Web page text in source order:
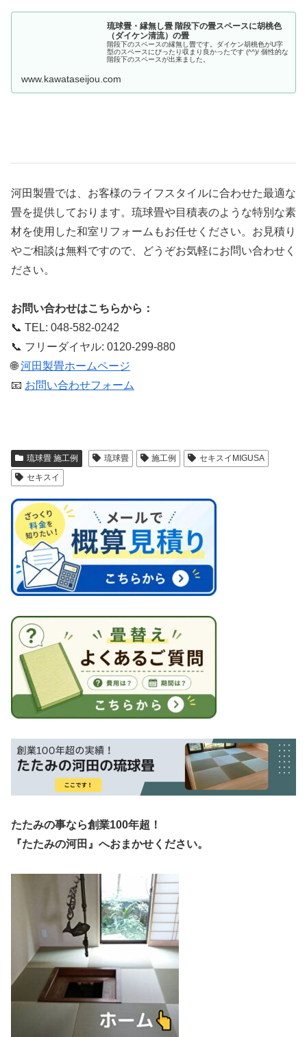
琉球畳・縁無し畳 階段下の畳スペースに胡桃色
（ダイケン清流）の畳
階段下のスペースの縁無し畳です。ダイケン胡桃色がU字
型のスペースにぴったり収まり良かったです (^^)/ 個性的な
階段下のスペースが出来ました。
www.kawataseijou.com
河田製畳では、お客様のライフスタイルに合わせた最適な
畳を提供しております。琉球畳や目積表のような特別な素
材を使用した和室リフォームもお任せください。お見積り
やご相談は無料ですので、どうぞお気軽にお問い合わせく
ださい。
お問い合わせはこちらから：
📞 TEL: 048-582-0242
📞 フリーダイヤル: 0120-299-880
🌐河田製畳ホームページ
📧 お問い合わせフォーム
琉球畳 施工例 琉球畳 施工例
セキスイMIGUSA
セキスイ
たたみの事なら創業100年超！
『たたみの河田』へおまかせください。